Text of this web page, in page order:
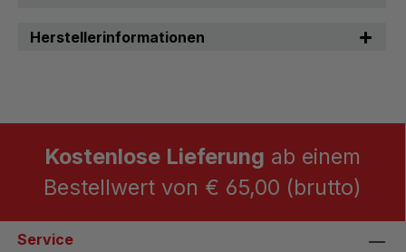
Herstellerinformationen
Kostenlose Lieferung ab einem
Bestellwert von € 65,00 (brutto)
Service